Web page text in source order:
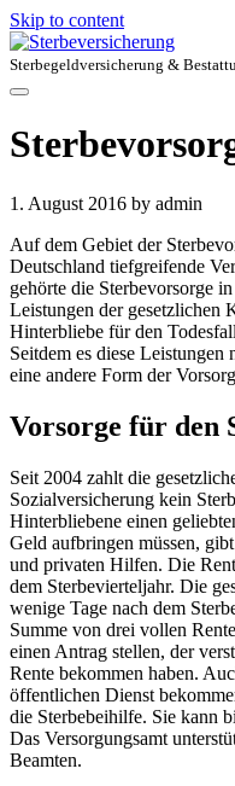
Skip to content
Sterbegeldversicherung &
1. August 2016 by admin
Auf dem Gebiet der
Deutschland tiefgreifende
gehörte die Sterbevorsorge
Leistungen der gesetzlichen
Hinterbliebe für den
Seitdem es diese
eine andere Form der
Vorsorge für den
Seit 2004 zahlt die
Sozialversicherung kein
Hinterbliebene einen
Geld aufbringen müssen,
und privaten Hilfen. Die
dem Sterbevierteljahr. Die
wenige Tage nach dem
Summe von drei vollen
einen Antrag stellen, der
Rente bekommen haben.
öffentlichen Dienst
die Sterbebeihilfe. Sie kann
Das Versorgungsamt
Beamten.